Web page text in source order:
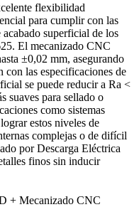
flexibilidad
para cumplir con las
superficial de los
El mecanizado CNC
±0,02 mm, asegurando
con las especificaciones de
se puede reducir a Ra <
suaves para sellado o
como sistemas
estos niveles de
complejas o de difícil
por Descarga Eléctrica
finos sin inducir
+ Mecanizado CNC